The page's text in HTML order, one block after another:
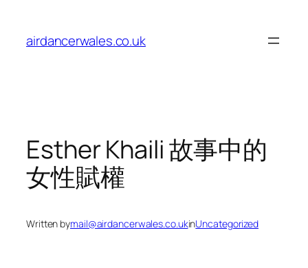
content
airdancerwales.co.uk
Esther Khaili 故事中的
女性賦權
Written bymail@airdancerwales.co.ukinUncategorized